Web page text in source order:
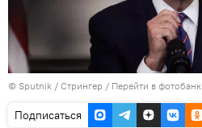
© Sputnik / Стрингер / Перейти в фотобанк
Подписаться